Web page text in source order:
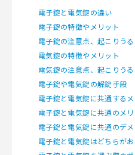
電子錠と電気錠の違い
電子錠の特徴やメリット
電子錠の注意点、起こりう
電気錠の特徴やメリット
電気錠の注意点、起こりう
電子錠や電気錠の解錠手段
電子錠と電気錠に共通する
電子錠と電気錠に共通のメリ
電子錠と電気錠に共通のデメ
電子錠と電気錠はどちらが